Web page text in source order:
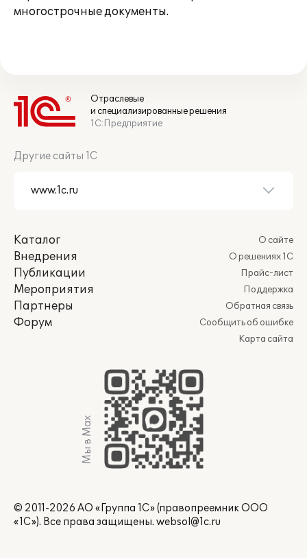
многострочные документы.
Отраслевые
и специализированные решения
1С:Предприятие
Другие сайты 1С
Каталог
Внедрения
Публикации
Мероприятия
Партнеры
Форум
О сайте
О решениях 1С
Прайс-лист
Поддержка
Обратная связь
Сообщить об ошибке
Карта сайта
Мы в Max
© 2011-2026 АО «Группа 1С» (правопреемник ООО
«1С»). Все права защищены. websol@1c.ru